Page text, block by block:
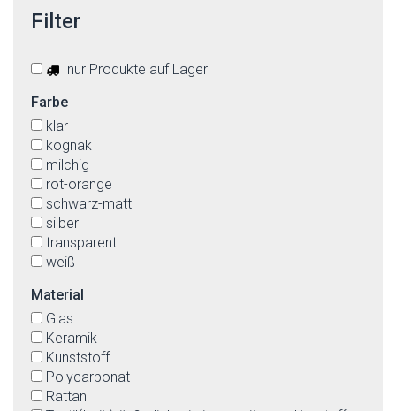
Filter
nur Produkte auf Lager
Farbe
klar
kognak
milchig
rot-orange
schwarz-matt
silber
transparent
weiß
Material
Glas
Keramik
Kunststoff
Polycarbonat
Rattan